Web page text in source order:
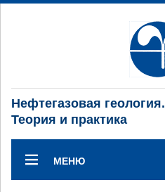
Нефтегазовая геология.
Теория и практика
МЕНЮ